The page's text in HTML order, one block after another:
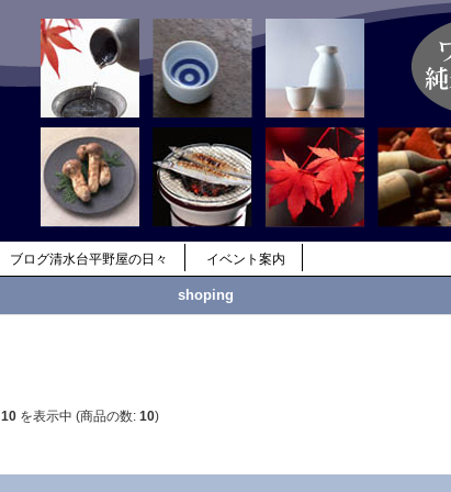
ブログ清水台平野屋の日々 イベント案内
shoping
10 を表示中 (商品の数: 10)